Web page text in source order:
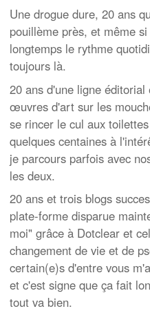
Une drogue dure, 20 ans
pouillème près, et même
longtemps le rythme
toujours là.
20 ans d'une ligne
œuvres d'art sur les
se rincer le cul aux
quelques centaines à
je parcours parfois avec
les deux.
20 ans et trois blogs
plate-forme disparue
moi" grâce à Dotclear et
changement de vie et de
certain(e)s d'entre vous
et c'est signe que ça fait
tout va bien.